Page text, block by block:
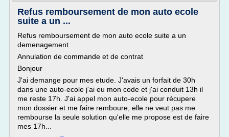
Refus remboursement de mon auto ecole
suite a un ...
Refus remboursement de mon auto ecole suite a un
demenagement
Annulation de commande et de contrat
Bonjour
J'ai demange pour mes etude. J'avais un forfait de 30h
dans une auto-ecole j'ai eu mon code et j'ai conduit 13h il
me reste 17h. J'ai appel mon auto-ecole pour récupere
mon dossier et me faire remboure, elle ne veut pas me
rembourse la seule solution qu'elle me propose est de faire
mes 17h...